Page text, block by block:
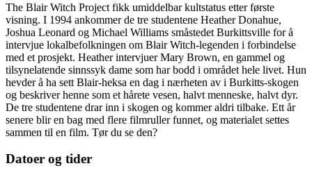
The Blair Witch Project fikk umiddelbar kultstatus etter første
visning. I 1994 ankommer de tre studentene Heather Donahue,
Joshua Leonard og Michael Williams småstedet Burkittsville for å
intervjue lokalbefolkningen om Blair Witch-legenden i forbindelse
med et prosjekt. Heather intervjuer Mary Brown, en gammel og
tilsynelatende sinnssyk dame som har bodd i området hele livet. Hun
hevder å ha sett Blair-heksa en dag i nærheten av i Burkitts-skogen
og beskriver henne som et hårete vesen, halvt menneske, halvt dyr.
De tre studentene drar inn i skogen og kommer aldri tilbake. Ett år
senere blir en bag med flere filmruller funnet, og materialet settes
sammen til en film. Tør du se den?
Datoer og tider